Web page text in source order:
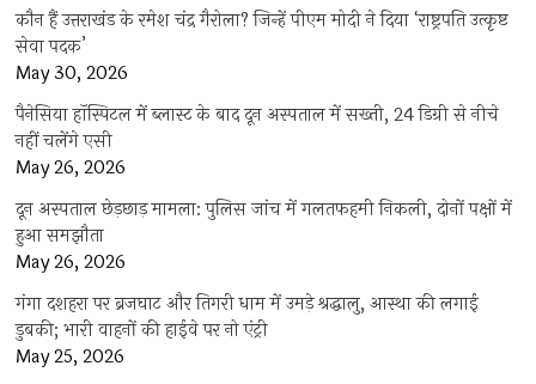
कौन हैं उत्तराखंड के रमेश चंद्र गैरोला? जिन्हें पीएम मोदी ने दिया ‘राष्ट्रपति उत्कृष्ट
सेवा पदक’
May 30, 2026
पैनेसिया हॉस्पिटल में ब्लास्ट के बाद दून अस्पताल में सख्ती, 24 डिग्री से नीचे
नहीं चलेंगे एसी
May 26, 2026
दून अस्पताल छेड़छाड़ मामला: पुलिस जांच में गलतफहमी निकली, दोनों पक्षों में
हुआ समझौता
May 26, 2026
गंगा दशहरा पर ब्रजघाट और तिगरी धाम में उमड़े श्रद्धालु, आस्था की लगाई
डुबकी; भारी वाहनों की हाईवे पर नो एंट्री
May 25, 2026